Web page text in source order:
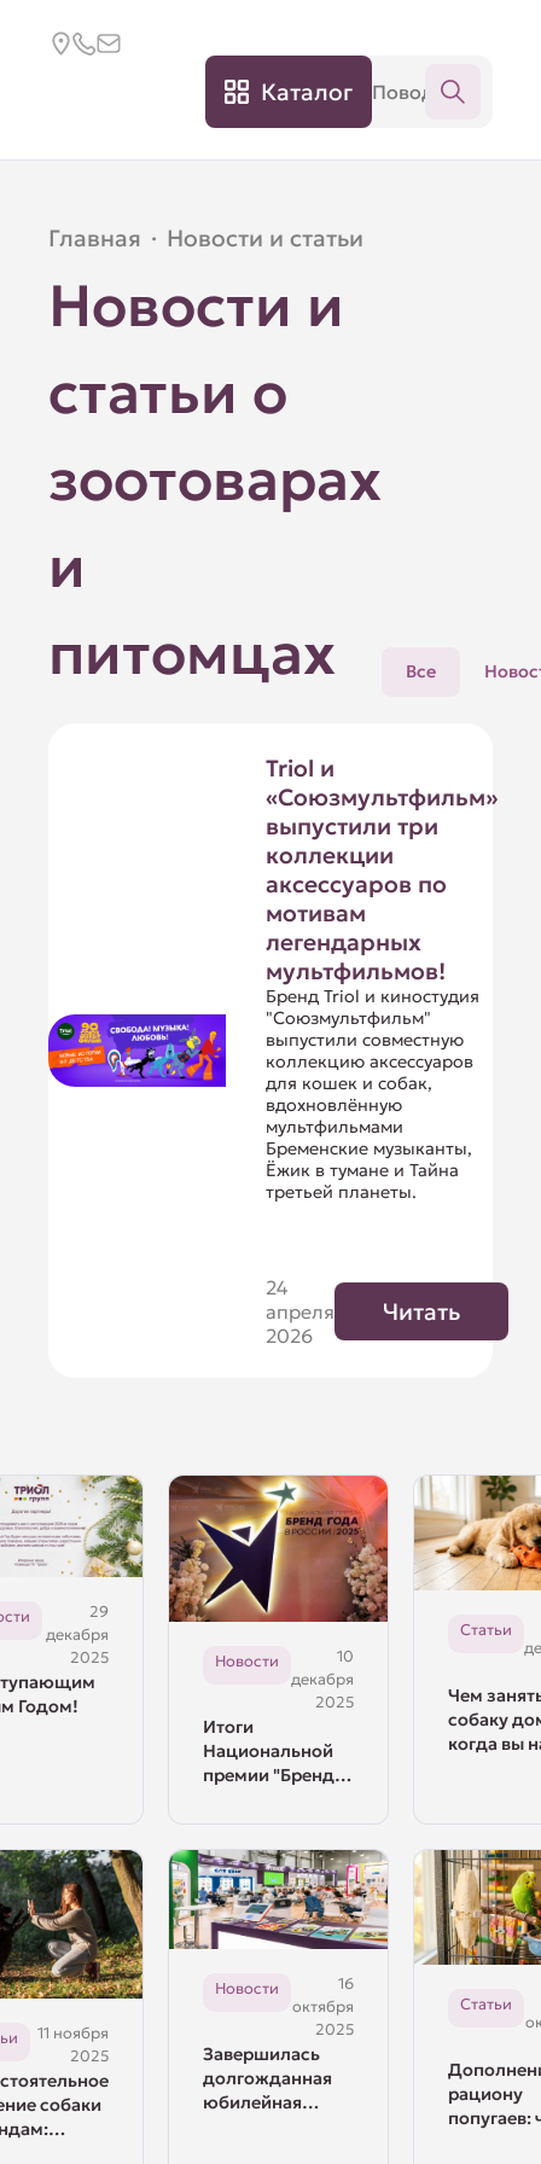
Каталог
Главная · Новости и статьи
Новости и
статьи о
зоотоварах
и
питомцах
Все
Triol и
«Союзмультфильм»
выпустили три
коллекции
аксессуаров по
мотивам
легендарных
мультфильмов!
Бренд Triol и киностудия
"Союзмультфильм"
выпустили совместную
коллекцию аксессуаров
для кошек и собак,
вдохновлённую
мультфильмами
Бременские музыканты,
Ёжик в тумане и Тайна
третьей планеты.
24
апреля
2026
Читать
29
декабря
2025
Годом!
Новости
10
декабря
2025
Итоги
Национальной
премии "Бренд
Статьи
Чем
собаку
когда вы
11 ноября
2025
собаки
Новости
16
октября
2025
Завершилась
долгожданная
юбилейная
Статьи
рациону
попугаев: